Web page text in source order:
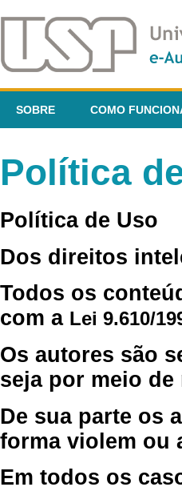
SOBRE COMO
Política
Política de Uso
Dos direitos
Todos os
com a Lei 9.610/
Os autores são
seja por meio
De sua parte os
forma violem ou
Em todos os